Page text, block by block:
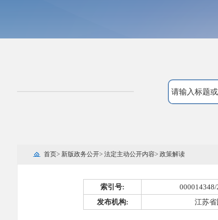
首页> 新版政务公开> 法定主动公开内容> 政策解读
索引号:
发布机构:
江苏